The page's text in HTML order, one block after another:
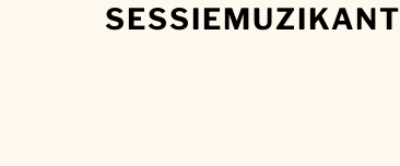
SESSIEMUZIKANT